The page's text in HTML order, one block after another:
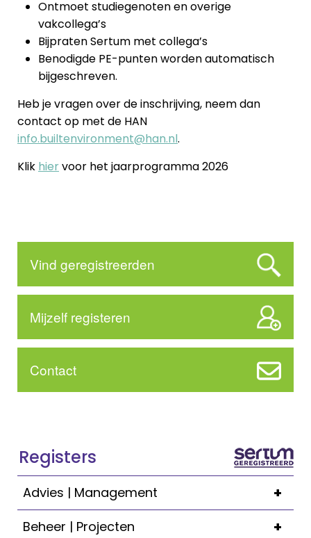
Ontmoet studiegenoten en overige
vakcollega’s
Bijpraten Sertum met collega’s
Benodigde PE-punten worden automatisch
bijgeschreven.
Heb je vragen over de inschrijving, neem dan
contact op met de HAN
info.builtenvironment@han.nl.
Klik hiervoor het jaarprogramma 2026
Vind geregistreerden
Mijzelf registeren
Contact
Registers
+
Advies | Management
+
Beheer | Projecten